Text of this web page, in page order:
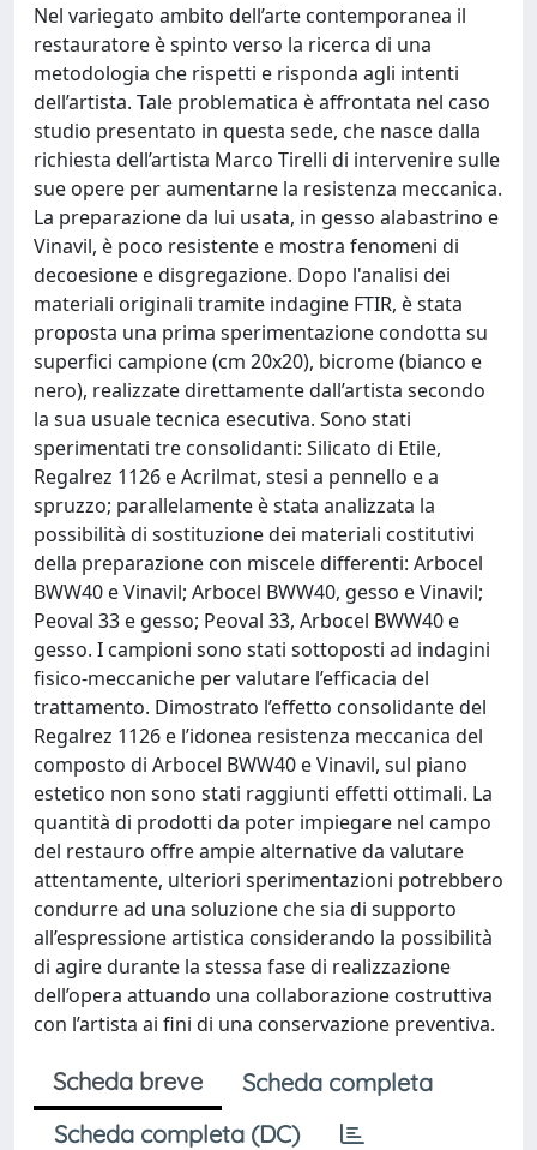
Nel variegato ambito dell’arte contemporanea il
restauratore è spinto verso la ricerca di una
metodologia che rispetti e risponda agli intenti
dell’artista. Tale problematica è affrontata nel caso
studio presentato in questa sede, che nasce dalla
richiesta dell’artista Marco Tirelli di intervenire sulle
sue opere per aumentarne la resistenza meccanica.
La preparazione da lui usata, in gesso alabastrino e
Vinavil, è poco resistente e mostra fenomeni di
decoesione e disgregazione. Dopo l'analisi dei
materiali originali tramite indagine FTIR, è stata
proposta una prima sperimentazione condotta su
superfici campione (cm 20x20), bicrome (bianco e
nero), realizzate direttamente dall’artista secondo
la sua usuale tecnica esecutiva. Sono stati
sperimentati tre consolidanti: Silicato di Etile,
Regalrez 1126 e Acrilmat, stesi a pennello e a
spruzzo; parallelamente è stata analizzata la
possibilità di sostituzione dei materiali costitutivi
della preparazione con miscele differenti: Arbocel
BWW40 e Vinavil; Arbocel BWW40, gesso e Vinavil;
Peoval 33 e gesso; Peoval 33, Arbocel BWW40 e
gesso. I campioni sono stati sottoposti ad indagini
fisico-meccaniche per valutare l’efficacia del
trattamento. Dimostrato l’effetto consolidante del
Regalrez 1126 e l’idonea resistenza meccanica del
composto di Arbocel BWW40 e Vinavil, sul piano
estetico non sono stati raggiunti effetti ottimali. La
quantità di prodotti da poter impiegare nel campo
del restauro offre ampie alternative da valutare
attentamente, ulteriori sperimentazioni potrebbero
condurre ad una soluzione che sia di supporto
all’espressione artistica considerando la possibilità
di agire durante la stessa fase di realizzazione
dell’opera attuando una collaborazione costruttiva
con l’artista ai fini di una conservazione preventiva.
Scheda breve
Scheda completa
Scheda completa (DC)